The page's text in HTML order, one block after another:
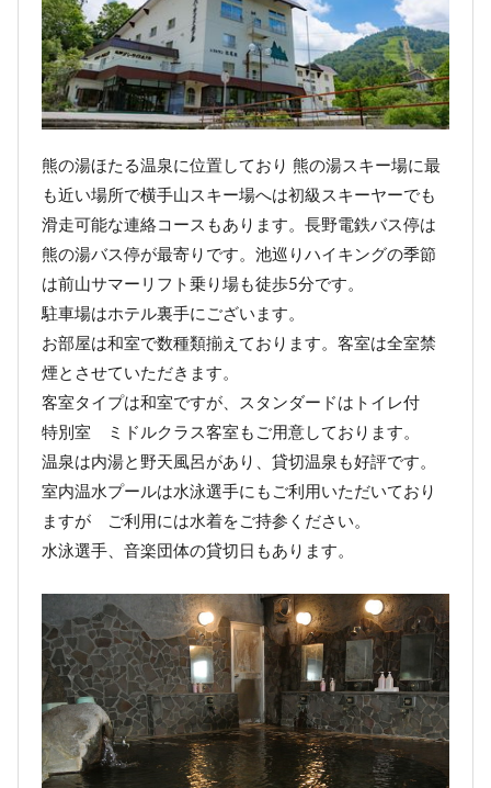
熊の湯ほたる温泉に位置しており 熊の湯スキー場に最
も近い場所で横手山スキー場へは初級スキーヤーでも
滑走可能な連絡コースもあります。長野電鉄バス停は
熊の湯バス停が最寄りです。池巡りハイキングの季節
は前山サマーリフト乗り場も徒歩5分です。
駐車場はホテル裏手にございます。
お部屋は和室で数種類揃えております。客室は全室禁
煙とさせていただきます。
客室タイプは和室ですが、スタンダードはトイレ付
特別室 ミドルクラス客室もご用意しております。
温泉は内湯と野天風呂があり、貸切温泉も好評です。
室内温水プールは水泳選手にもご利用いただいており
ますが ご利用には水着をご持参ください。
水泳選手、音楽団体の貸切日もあります。